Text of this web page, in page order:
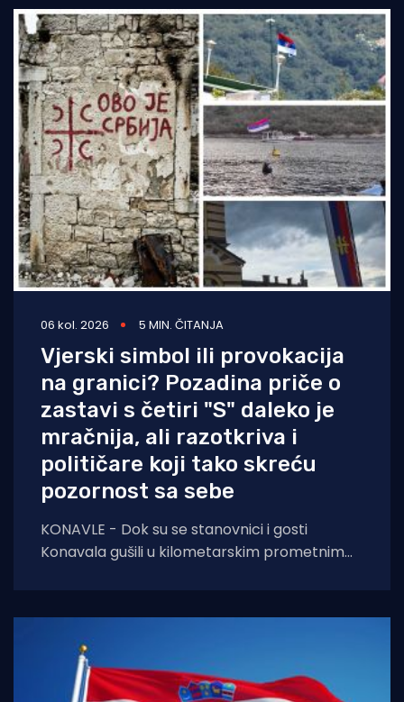
06 kol. 2026 5 MIN. ČITANJA
Vjerski simbol ili provokacija
na granici? Pozadina priče o
zastavi s četiri "S" daleko je
mračnija, ali razotkriva i
političare koji tako skreću
pozornost sa sebe
KONAVLE - Dok su se stanovnici i gosti
Konavala gušili u kilometarskim prometnim